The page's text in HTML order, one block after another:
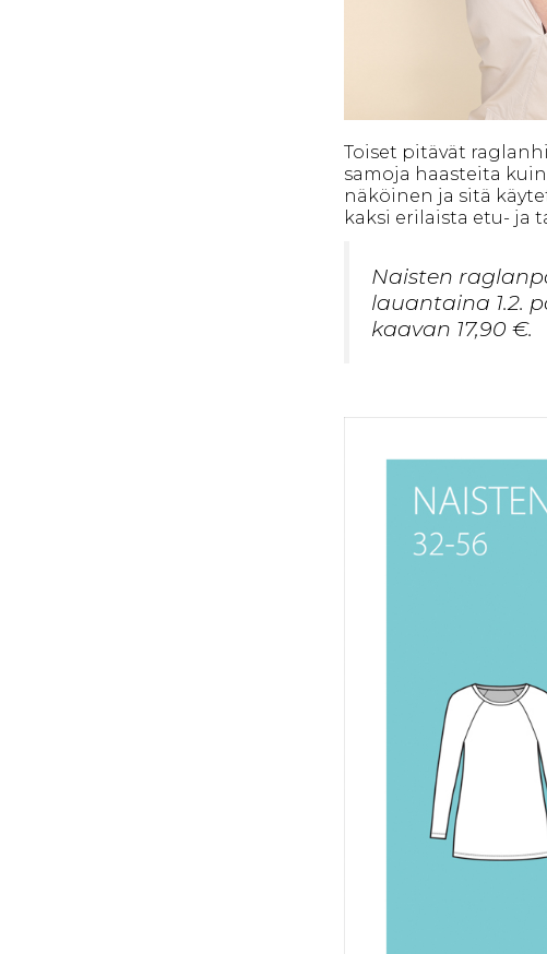
Toiset pitävät
samoja haasteita
näköinen ja sitä
kaksi erilaista etu- ja
Naisten
lauantaina 1.2.
kaavan 17,90 €.